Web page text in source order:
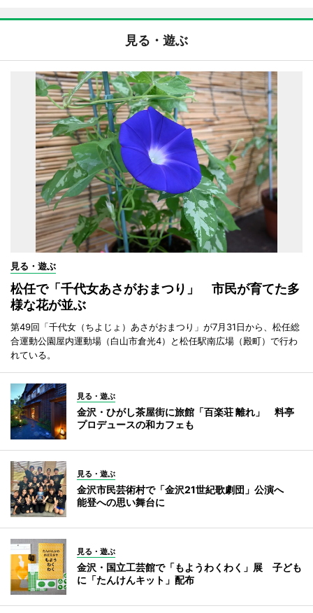
見る・遊ぶ
見る・遊ぶ
松任で「千代女あさがおまつり」 市民が育てた多
様な花が並ぶ
第49回「千代女（ちよじょ）あさがおまつり」が7月31日から、松任総
合運動公園屋内運動場（白山市倉光4）と松任駅南広場（殿町）で行わ
れている。
見る・遊ぶ
金沢・ひがし茶屋街に旅館「百楽荘 離れ」 料亭
プロデュースの和カフェも
見る・遊ぶ
金沢市民芸術村で「金沢21世紀歌劇団」公演へ
能登への思い舞台に
見る・遊ぶ
金沢・国立工芸館で「もようわくわく」展 子ども
に「たんけんキット」配布